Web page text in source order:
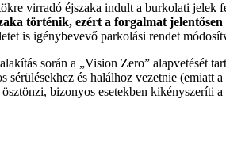
virradó éjszaka indult a burkolati jelek
történik, ezért a forgalmat
is igénybevevő parkolási rendet
során a „Vision Zero” alapvetését
sérülésekhez és halálhoz vezetnie (emiatt
bizonyos esetekben kikényszeríti